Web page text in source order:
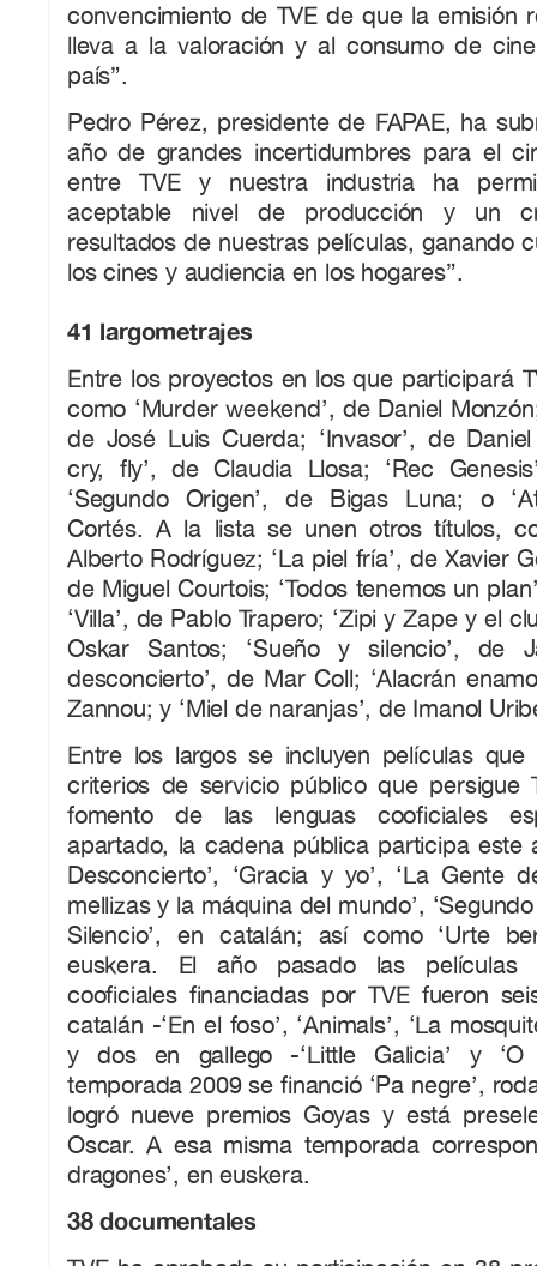
convencimiento de TVE de que la emisión
lleva a la valoración y al consumo de
país”.
Pedro Pérez, presidente de FAPAE, ha
año de grandes incertidumbres para el
entre TVE y nuestra industria ha
aceptable nivel de producción y un
resultados de nuestras películas, ganando
los cines y audiencia en los hogares”.
41 largometrajes
Entre los proyectos en los que participará
como ‘Murder weekend’, de Daniel
de José Luis Cuerda; ‘Invasor’, de Daniel
cry, fly’, de Claudia Llosa; ‘Rec
‘Segundo Origen’, de Bigas Luna; o
Cortés. A la lista se unen otros títulos,
Alberto Rodríguez; ‘La piel fría’, de Xavier
de Miguel Courtois; ‘Todos tenemos un
‘Villa’, de Pablo Trapero; ‘Zipi y Zape y el
Oskar Santos; ‘Sueño y silencio’, de
desconcierto’, de Mar Coll; ‘Alacrán
Zannou; y ‘Miel de naranjas’, de Imanol
Entre los largos se incluyen películas
criterios de servicio público que persigue
fomento de las lenguas cooficiales
apartado, la cadena pública participa este
Desconcierto’, ‘Gracia y yo’, ‘La Gente
mellizas y la máquina del mundo’,
Silencio’, en catalán; así como ‘Urte
euskera. El año pasado las películas
cooficiales financiadas por TVE fueron
catalán -‘En el foso’, ‘Animals’, ‘La
y dos en gallego -‘Little Galicia’ y ‘O
temporada 2009 se financió ‘Pa negre’,
logró nueve premios Goyas y está
Oscar. A esa misma temporada
dragones’, en euskera.
38 documentales